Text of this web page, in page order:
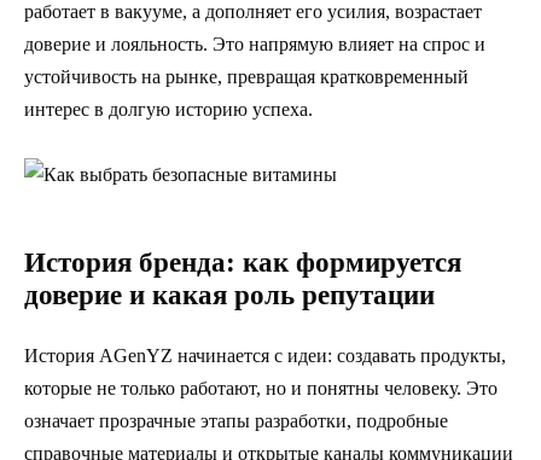
работает в вакууме, а дополняет его усилия, возрастает
доверие и лояльность. Это напрямую влияет на спрос и
устойчивость на рынке, превращая кратковременный
интерес в долгую историю успеха.
История бренда: как формируется
доверие и какая роль репутации
История AGenYZ начинается с идеи: создавать продукты,
которые не только работают, но и понятны человеку. Это
означает прозрачные этапы разработки, подробные
справочные материалы и открытые каналы коммуникации